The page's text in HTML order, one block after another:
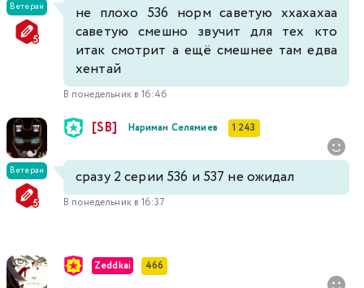
Ветеран
не плохо 536 норм саветую ххахахаа
саветую смешно звучит для тех кто
итак смотрит а ещё смешнее там едва
хентай
В понедельник в 16:46
Ветеран
[SB] Нариман Селямиев 1 243
сразу 2 серии 536 и 537 не ожидал
В понедельник в 16:37
Zeddkai 466